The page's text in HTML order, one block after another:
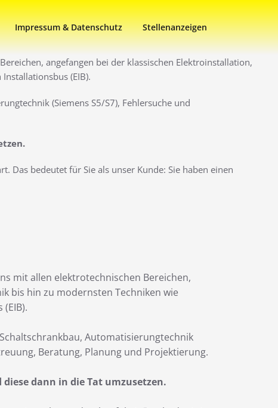
Impressum & Datenschutz Stellenanzeigen
angefangen bei der klassischen Elektroinstallation,
(EIB).
(Siemens S5/S7), Fehlersuche und
Das bedeutet für Sie als unser Kunde: Sie haben einen
mit allen elektrotechnischen Bereichen,
bis hin zu modernsten Techniken wie
Automatisierungtechnik
Beratung, Planung und Projektierung.
dann in die Tat umzusetzen.